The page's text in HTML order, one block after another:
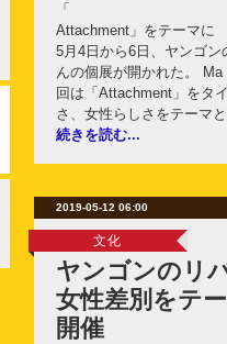
「
Attachment」をテーマに
5月4日から6日、ヤンゴ
んの個展が開かれた。
回は「Attachment」をタ
さ、女性らしさをテーマ
続きを読む...
2019-05-12 06:00
文化
ヤンゴンのリ
女性差別をテ
開催